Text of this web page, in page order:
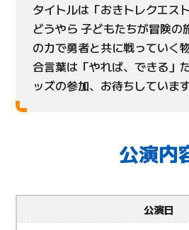
タイトルは「おきトレクエスト
どうやら 子どもたちが冒険の
の力で勇者と共に戦っていく
合言葉は「やれば、できる」
ッズの参加、お待ちしています
公演内
公演日